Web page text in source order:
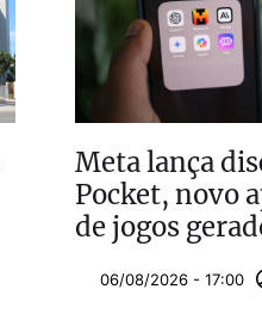
Meta lança
Pocket, novo
de jogos
06/08/2026 - 17:00